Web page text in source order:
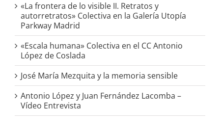
«La frontera de lo visible II. Retratos y
autorretratos» Colectiva en la Galería Utopía
Parkway Madrid
«Escala humana» Colectiva en el CC Antonio
López de Coslada
José María Mezquita y la memoria sensible
Antonio López y Juan Fernández Lacomba –
Vídeo Entrevista